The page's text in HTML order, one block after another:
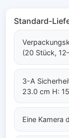
Standard-
(20 Stück,
3-A
23.0 cm H:
Eine Kamera